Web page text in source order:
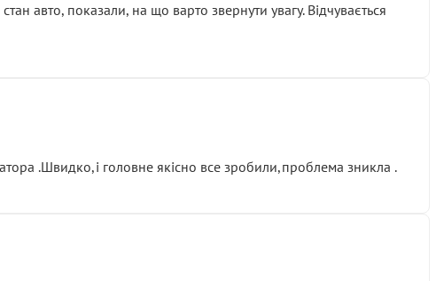
авто, показали, на що варто звернути увагу. Відчувається
.Швидко,і головне якісно все зробили,проблема зникла .